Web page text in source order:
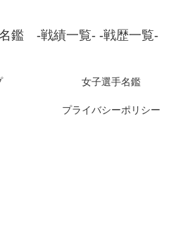
鑑 -戦績一覧- -戦歴一覧-
女子選手名鑑
プライバシーポリシー